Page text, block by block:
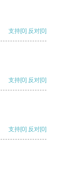
支持[0] 反对[0]
支持[0] 反对[0]
支持[0] 反对[0]